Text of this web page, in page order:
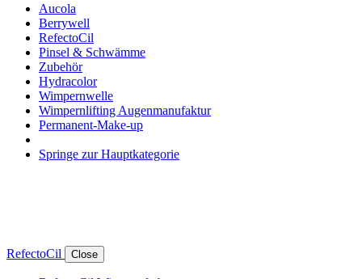
Aucola
Berrywell
RefectoCil
Pinsel & Schwämme
Zubehör
Hydracolor
Wimpernwelle
Wimpernlifting Augenmanufaktur
Permanent-Make-up
Springe zur Hauptkategorie
RefectoCil Close